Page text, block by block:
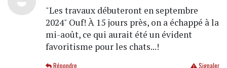
"Les travaux débuteront en septembre
2024" Ouf! À 15 jours près, on a échappé à la
mi-août, ce qui aurait été un évident
favoritisme pour les chats...!
Signaler
Répondre